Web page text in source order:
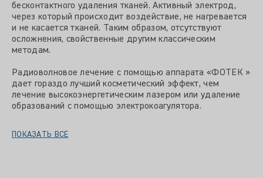
бесконтактного удаления тканей. Активный электрод,
через который происходит воздействие, не нагревается
и не касается тканей. Таким образом, отсутствуют
осложнения, свойственные другим классическим
методам.
Радиоволновое лечение с помощью аппарата «ФОТЕК »
дает гораздо лучший косметический эффект, чем
лечение высокоэнергетическим лазером или удаление
образований с помощью электрокоагулятора.
ПОКАЗАТЬ ВСЕ